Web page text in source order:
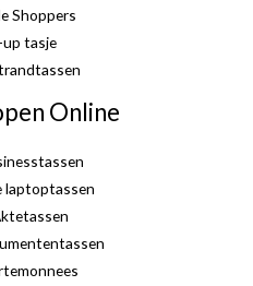
Shoppers
tasje
Online
laptoptassen